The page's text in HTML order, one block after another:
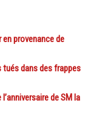
en provenance de
tués dans des frappes
de SM la